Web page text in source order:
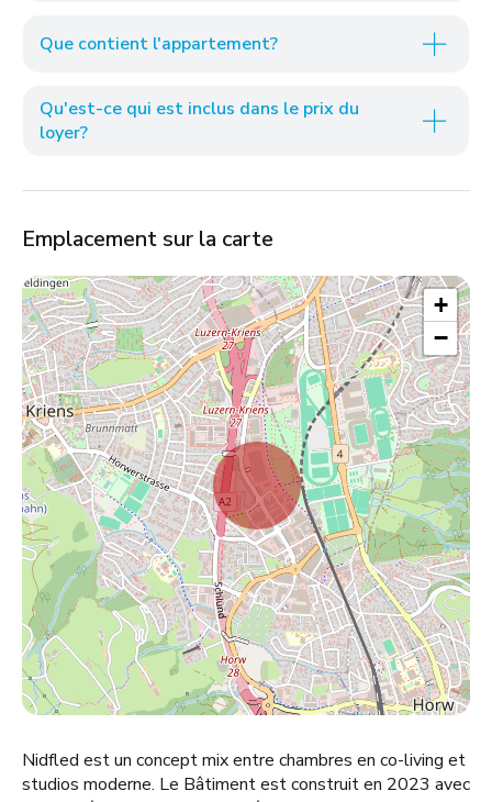
Que contient l'appartement?
Qu'est-ce qui est inclus dans le prix du
loyer?
Emplacement sur la carte
+
−
Nidfled est un concept mix entre chambres en co-living et
studios moderne. Le Bâtiment est construit en 2023 avec